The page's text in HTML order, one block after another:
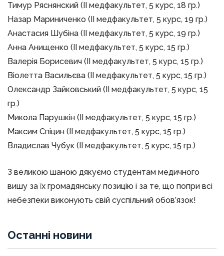
Тимур Ряснянский (ІІ медфакультет, 5 курс, 18 гр.)
Назар Мариниченко (ІІ медфакультет, 5 курс, 19 гр.)
Анастасия Шубіна (ІІ медфакультет, 5 курс, 19 гр.)
Анна Анищенко (ІІ медфакультет, 5 курс, 15 гр.)
Валерія Борисевич (ІІ медфакультет, 5 курс, 15 гр.)
Віолетта Васильєва (ІІ медфакультет, 5 курс, 15 гр.)
Олександр Зайковський (ІІ медфакультет, 5 курс, 15
гр.)
Микола Парушкін (ІІ медфакультет, 5 курс, 15 гр.)
Максим Спіцин (ІІ медфакультет, 5 курс, 15 гр.)
Владислав Чубук (ІІ медфакультет, 5 курс, 15 гр.)
З великою шаною дякуємо студентам медичного
вишу за їх громадянську позицію і за те, що попри всі
небезпеки виконують свій суспільний обов’язок!
Останні новини